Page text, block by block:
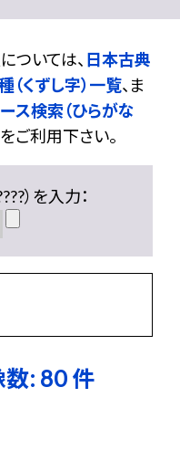
ついては、 日本古典
（くずし字）一覧、ま
ス検索（ひらがな
をご利用下さい。
）を入力：
数: 80 件